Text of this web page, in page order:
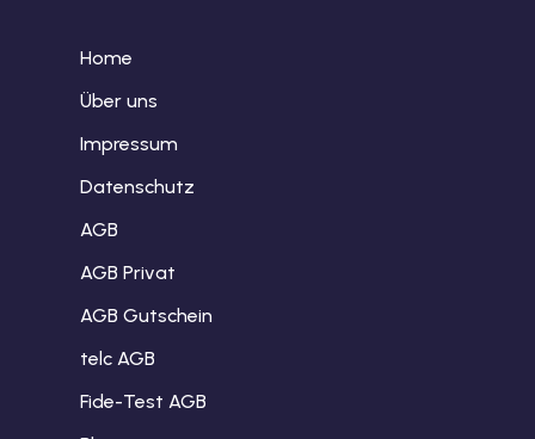
Home
Über uns
Impressum
Datenschutz
AGB
AGB Privat
AGB Gutschein
telc AGB
Fide-Test AGB